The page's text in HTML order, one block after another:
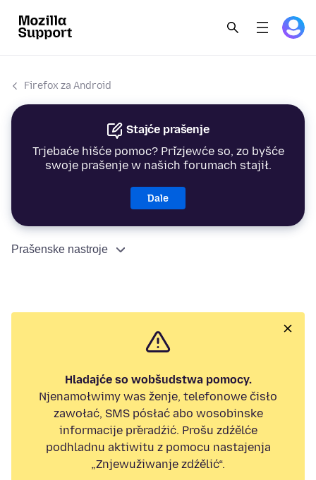
Firefox za Android
Stajće prašenje
Trjebaće hišće pomoc? Přizjewće so, zo byšće
swoje prašenje w našich forumach stajił.
Dale
Prašenske nastroje
Hladajće so wobšudstwa pomocy.
Njenamołwimy was ženje, telefonowe čisło
zawołać, SMS pósłać abo wosobinske
informacije přeradźić. Prošu zdźělće
podhladnu aktiwitu z pomocu nastajenja
„Znjewužiwanje zdźělić“.